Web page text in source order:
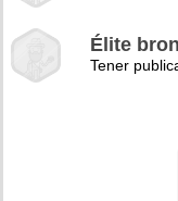
Élite
Tener